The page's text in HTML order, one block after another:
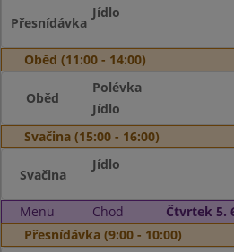
Přesnídávka
Jídlo
Oběd (11:00 - 14:00)
Oběd
Polévka
Jídlo
Svačina (15:00 - 16:00)
Svačina
Jídlo
Menu Chod
Čtvrtek 5.
Přesnídávka (9:00 - 10:00)